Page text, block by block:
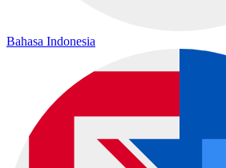
Bahasa Indonesia